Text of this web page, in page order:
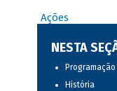
Ações
NESTA
Programação
História